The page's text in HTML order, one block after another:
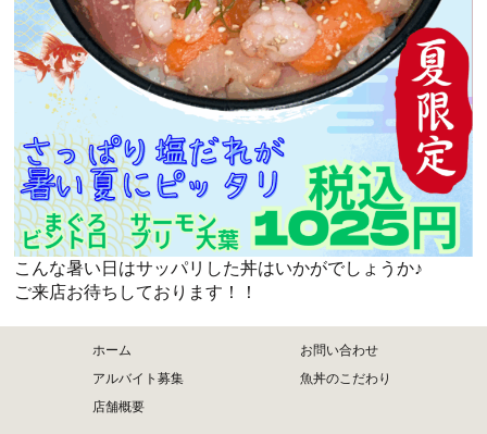
こんな暑い日はサッパリした丼はいかがでしょうか♪
ご来店お待ちしております！！
ホーム
お問い合わせ
アルバイト募集
魚丼のこだわり
店舗概要